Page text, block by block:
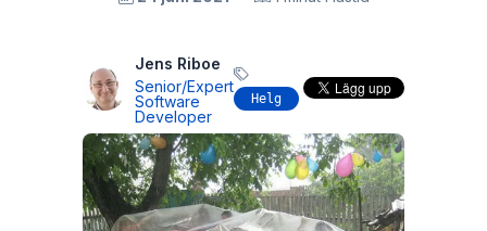
Jens Riboe
Senior/Expert
Software
Developer
Helg